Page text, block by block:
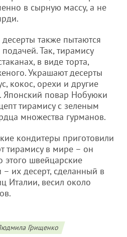
в сырную массу, а не
также пытаются
Так, тирамису
в виде торта,
Украшают десерты
кокос, орехи и другие
Японский повар Нобуюки
тирамису с зеленым
множества гурманов.
кондитеры приготовили
тирамису в мире – он
этого швейцарские
их десерт, сделанный в
Италии, весил около
Грищенко